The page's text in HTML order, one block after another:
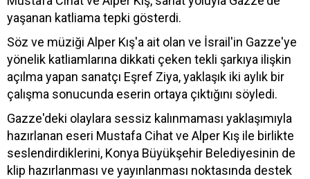
yaşanan katliama tepki gösterdi.
Söz ve müziği Alper Kış'a ait olan ve İsrail'in Gazze'ye
yönelik katliamlarına dikkati çeken tekli şarkıya ilişkin
açılma yapan sanatçı Eşref Ziya, yaklaşık iki aylık bir
çalışma sonucunda eserin ortaya çıktığını söyledi.
Gazze'deki olaylara sessiz kalınmaması yaklaşımıyla
hazırlanan eseri Mustafa Cihat ve Alper Kış ile birlikte
seslendirdiklerini, Konya Büyükşehir Belediyesinin de
klip hazırlanması ve yayınlanması noktasında destek